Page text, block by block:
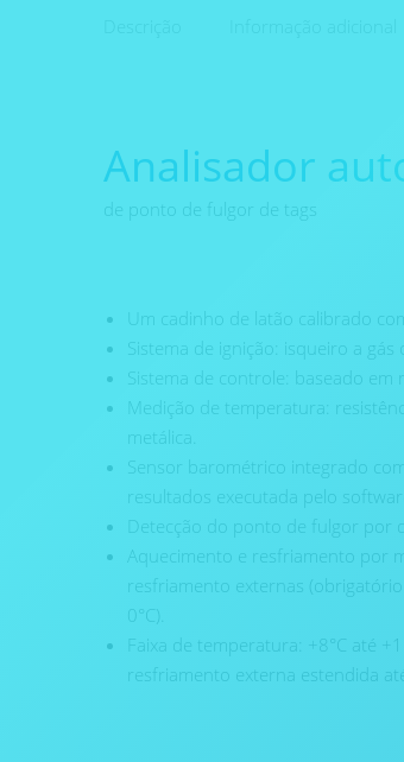
Analisador
de ponto de fulgor de tags
Um cadinho de latão calibrado
Sistema de ignição: isqueiro a gás
Sistema de controle: baseado em
Medição de temperatura:
metálica.
Sensor barométrico integrado
resultados executada pelo software.
Detecção do ponto de fulgor por
Aquecimento e resfriamento por
resfriamento externas
0°C).
Faixa de temperatura: +8°C até
resfriamento externa estendida até